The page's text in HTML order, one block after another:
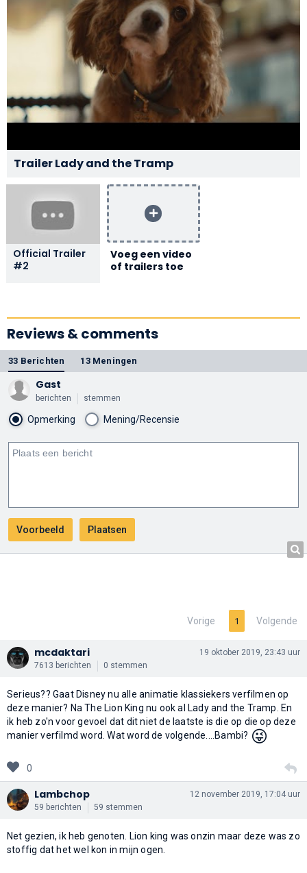
Trailer Lady and the Tramp
Official Trailer
#2
Voeg een video
of trailers toe
Reviews & comments
33 Berichten 13 Meningen
Gast
berichten stemmen
Opmerking Mening/Recensie
Vorige 1 Volgende
mcdaktari
7613 berichten 0 stemmen
19 oktober 2019, 23:43 uur
Serieus?? Gaat Disney nu alle animatie klassiekers verfilmen op
deze manier? Na The Lion King nu ook al Lady and the Tramp. En
ik heb zo'n voor gevoel dat dit niet de laatste is die op die op deze
manier verfilmd word. Wat word de volgende....Bambi? 😜
0
Lambchop
59 berichten 59 stemmen
12 november 2019, 17:04 uur
Net gezien, ik heb genoten. Lion king was onzin maar deze was zo
stoffig dat het wel kon in mijn ogen.